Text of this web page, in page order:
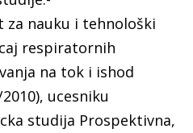
nauku i tehnološki
respiratornih
na tok i ishod
ucesniku
Prospektivna,